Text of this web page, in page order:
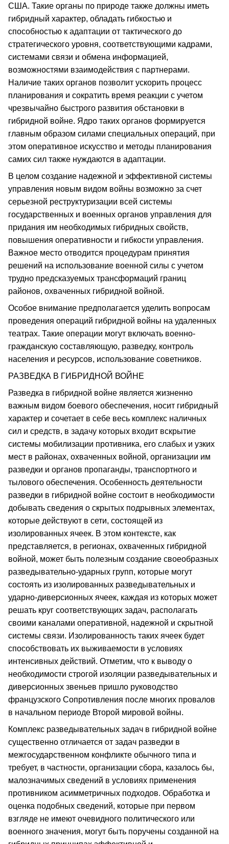
США. Такие органы по природе также должны иметь
гибридный характер, обладать гибкостью и
способностью к адаптации от тактического до
стратегического уровня, соответствующими кадрами,
системами связи и обмена информацией,
возможностями взаимодействия с партнерами.
Наличие таких органов позволит ускорить процесс
планирования и сократить время реакции с учетом
чрезвычайно быстрого развития обстановки в
гибридной войне. Ядро таких органов формируется
главным образом силами специальных операций, при
этом оперативное искусство и методы планирования
самих сил также нуждаются в адаптации.
В целом создание надежной и эффективной системы
управления новым видом войны возможно за счет
серьезной реструктуризации всей системы
государственных и военных органов управления для
придания им необходимых гибридных свойств,
повышения оперативности и гибкости управления.
Важное место отводится процедурам принятия
решений на использование военной силы с учетом
трудно предсказуемых трансформаций границ
районов, охваченных гибридной войной.
Особое внимание предполагается уделить вопросам
проведения операций гибридной войны на удаленных
театрах. Такие операции могут включать военно-
гражданскую составляющую, разведку, контроль
населения и ресурсов, использование советников.
РАЗВЕДКА В ГИБРИДНОЙ ВОЙНЕ
Разведка в гибридной войне является жизненно
важным видом боевого обеспечения, носит гибридный
характер и сочетает в себе весь комплекс наличных
сил и средств, в задачу которых входит вскрытие
системы мобилизации противника, его слабых и узких
мест в районах, охваченных войной, организации им
разведки и органов пропаганды, транспортного и
тылового обеспечения. Особенность деятельности
разведки в гибридной войне состоит в необходимости
добывать сведения о скрытых подрывных элементах,
которые действуют в сети, состоящей из
изолированных ячеек. В этом контексте, как
представляется, в регионах, охваченных гибридной
войной, может быть полезным создание своеобразных
разведывательно-ударных групп, которые могут
состоять из изолированных разведывательных и
ударно-диверсионных ячеек, каждая из которых может
решать круг соответствующих задач, располагать
своими каналами оперативной, надежной и скрытной
системы связи. Изолированность таких ячеек будет
способствовать их выживаемости в условиях
интенсивных действий. Отметим, что к выводу о
необходимости строгой изоляции разведывательных и
диверсионных звеньев пришло руководство
французского Сопротивления после многих провалов
в начальном периоде Второй мировой войны.
Комплекс разведывательных задач в гибридной войне
существенно отличается от задач разведки в
межгосударственном конфликте обычного типа и
требует, в частности, организации сбора, казалось бы,
малозначимых сведений в условиях применения
противником асимметричных подходов. Обработка и
оценка подобных сведений, которые при первом
взгляде не имеют очевидного политического или
военного значения, могут быть поручены созданной на